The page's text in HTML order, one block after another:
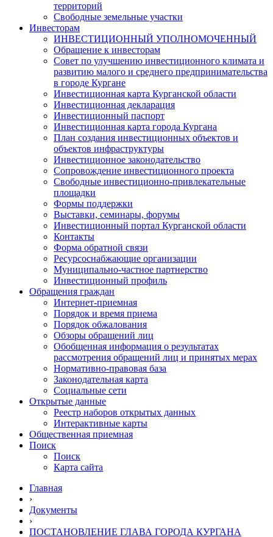
территорий
Свободные земельные участки
Инвесторам
ИНВЕСТИЦИОННЫЙ УПОЛНОМОЧЕННЫЙ
Обращение к инвесторам
Совет по улучшению инвестиционного климата и
развитию малого и среднего предпринимательства
в городе Кургане
Инвестиционная карта Курганской области
Инвестиционная декларация
Инвестиционный паспорт
Инвестиционная карта города Кургана
План создания инвестиционных объектов и
объектов инфраструктуры
Инвестиционное законодательство
Сопровождение инвестиционного проекта
Свободные инвестиционно-привлекательные
площадки
Формы поддержки
Выставки, семинары, форумы
Инвестиционный портал Курганской области
Контакты
Форма обратной связи
Ресурсоснабжающие организации
Муниципально-частное партнерство
Инвестиционный профиль
Обращения граждан
Интернет-приемная
Порядок и время приема
Порядок обжалования
Обзоры обращений лиц
Обобщенная информация о результатах
рассмотрения обращений лиц и принятых мерах
Нормативно-правовая база
Законодательная карта
Социальные сети
Открытые данные
Реестр наборов открытых данных
Интерактивные карты
Общественная приемная
Поиск
Поиск
Карта сайта
Главная
›
Документы
›
ПОСТАНОВЛЕНИЕ ГЛАВА ГОРОДА КУРГАНА